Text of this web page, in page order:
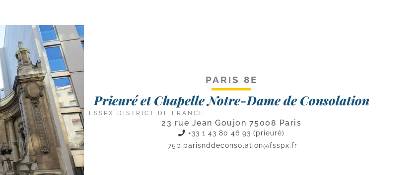
PARIS 8E
Prieuré et Chapelle Notre-Dame de Consolation
FSSPX DISTRICT DE FRANCE
23 rue Jean Goujon 75008 Paris
+33 1 43 80 46 93 (prieuré)
75p.parisnddeconsolation@fsspx.fr